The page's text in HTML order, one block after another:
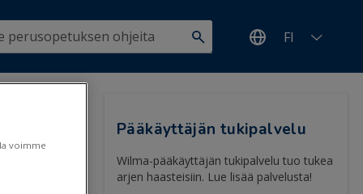
FI
Pääkäyttäjän tukipalvelu
Wilma-pääkäyttäjän tukipalvelu tuo tukea
arjen haasteisiin. Lue lisää palvelusta!
voimme